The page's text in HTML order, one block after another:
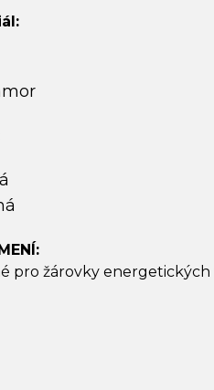
pro žárovky energetických